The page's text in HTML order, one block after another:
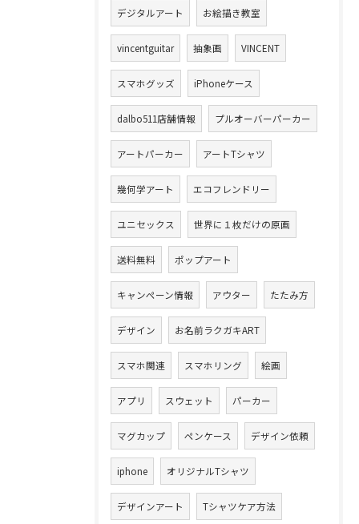
デジタルアート お絵描き教室
vincentguitar 抽象画 VINCENT
スマホグッズ iPhoneケース
dalbo511店舗情報 プルオーバーパーカー
アートパーカー アートTシャツ
幾何学アート エコフレンドリー
ユニセックス 世界に１枚だけの原画
送料無料 ポップアート
キャンペーン情報 アウター たたみ方
デザイン お名前ラクガキART
スマホ関連 スマホリング 絵画
アプリ スウェット パーカー
マグカップ ペンケース デザイン依頼
iphone オリジナルTシャツ
デザインアート Tシャツケア方法